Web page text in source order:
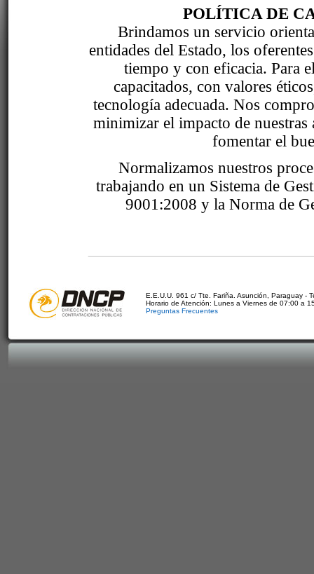
POLÍTICA DE
Brindamos un servicio
entidades del Estado, los
tiempo y con eficacia. Para
capacitados, con valores
tecnología adecuada. Nos
minimizar el impacto de
fomentar el
Normalizamos nuestros
trabajando en un Sistema de
9001:2008 y la Norma de
E.E.U.U. 961 c/ Tte. Fariña. Asunción, Paraguay -
Horario de Atención: Lunes a Viernes de 07:00 a
Preguntas Frecuentes